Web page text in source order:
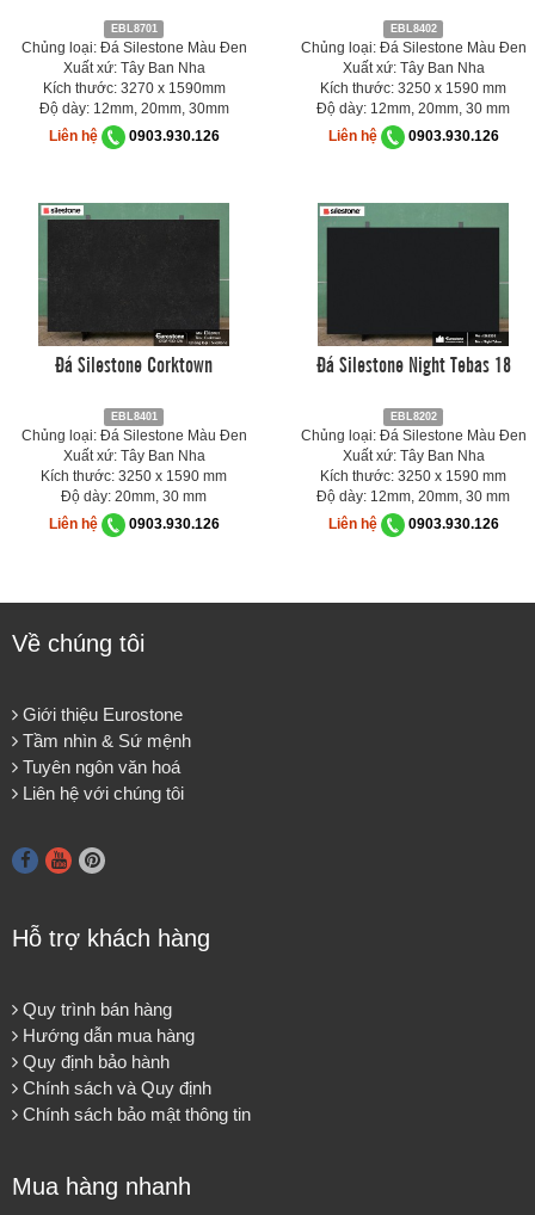
EBL8701
Chủng loại: Đá Silestone Màu Đen
Xuất xứ: Tây Ban Nha
Kích thước: 3270 x 1590mm
Độ dày: 12mm, 20mm, 30mm
Liên hệ
0903.930.126
EBL8402
Chủng loại: Đá Silestone Màu Đen
Xuất xứ: Tây Ban Nha
Kích thước: 3250 x 1590 mm
Độ dày: 12mm, 20mm, 30 mm
Liên hệ
0903.930.126
Đá Silestone Corktown
EBL8401
Chủng loại: Đá Silestone Màu Đen
Xuất xứ: Tây Ban Nha
Kích thước: 3250 x 1590 mm
Độ dày: 20mm, 30 mm
Liên hệ
0903.930.126
Đá Silestone Night Tebas 18
EBL8202
Chủng loại: Đá Silestone Màu Đen
Xuất xứ: Tây Ban Nha
Kích thước: 3250 x 1590 mm
Độ dày: 12mm, 20mm, 30 mm
Liên hệ
0903.930.126
Về chúng tôi
Giới thiệu Eurostone
Tầm nhìn & Sứ mệnh
Tuyên ngôn văn hoá
Liên hệ với chúng tôi
Hỗ trợ khách hàng
Quy trình bán hàng
Hướng dẫn mua hàng
Quy định bảo hành
Chính sách và Quy định
Chính sách bảo mật thông tin
Mua hàng nhanh